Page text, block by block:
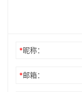
*昵称：
*邮箱：